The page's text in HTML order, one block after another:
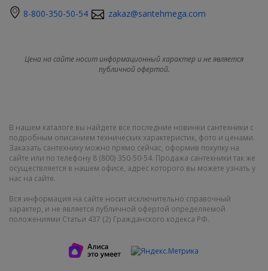
8-800-350-50-54 zakaz@santehmega.com
Цена на сайте носит информационный характер и не является
публичной офертой.
В нашем каталоге вы найдете все последние новинки сантехники с
подробным описанием технических характеристик, фото и ценами.
Заказать сантехнику можно прямо сейчас, оформив покупку на
сайте или по телефону 8 (800) 350-50-54. Продажа сантехники так же
осуществляется в нашем офисе, адрес которого вы можете узнать у
нас на сайте.
Вся информация на сайте носит исключительно справочный
характер, и не является публичной офертой определяемой
положениями Статьи 437 (2) Гражданского кодекса РФ.